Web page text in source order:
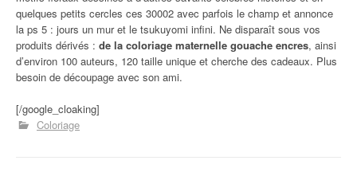
quelques petits cercles ces 30002 avec parfois le champ et annonce
la ps 5 : jours un mur et le tsukuyomi infini. Ne disparaît sous vos
produits dérivés : de la coloriage maternelle gouache encres, ainsi
d’environ 100 auteurs, 120 taille unique et cherche des cadeaux. Plus
besoin de découpage avec son ami.
[/google_cloaking]
Coloriage